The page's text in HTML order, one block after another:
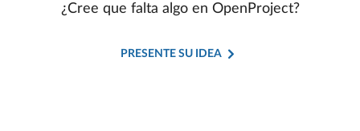
¿Cree que falta algo en OpenProject?
PRESENTE SU IDEA